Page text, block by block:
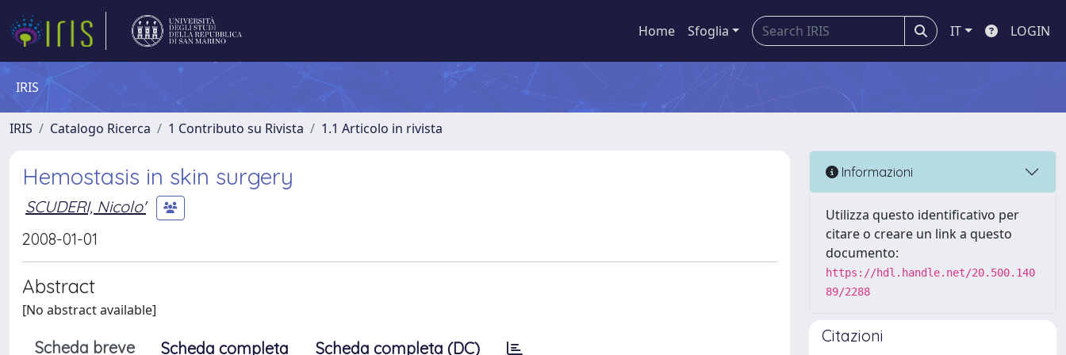
Home Sfoglia IT LOGIN
IRIS
IRIS Catalogo Ricerca 1 Contributo su Rivista 1.1 Articolo in rivista
Hemostasis in skin surgery
SCUDERI, Nicolo'
2008-01-01
Abstract
[No abstract available]
Scheda breve Scheda completa Scheda completa (DC)
Informazioni
Utilizza questo identificativo per
citare o creare un link a questo
documento:
https://hdl.handle.net/20.500.140
89/2288
Citazioni